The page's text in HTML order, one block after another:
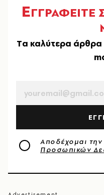
ΕΓΓΡΑΦΕΙΤΕ
Tα καλύτερα άρθρα
Αποδέχομαι την
Προσωπικών